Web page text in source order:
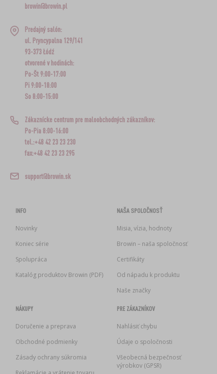
browin@browin.pl
Predajný salón:
ul. Pryncypalna 129/141
93-373 Łódź
otvorené v hodinách:
Po-Št 9:00-17:00
Pi 9:00-18:00
So 8:00-15:00
Zákaznícke centrum pre maloobchodných zákazníkov:
Po-Pia 8:00-16:00
tel.:+48 42 23 23 230
fax:+48 42 23 23 295
support@browin.sk
INFO
Novinky
Koniec série
Spolupráca
Katalóg produktov Browin (PDF)
NAŠA SPOLOČNOSŤ
Misia, vízia, hodnoty
Browin – naša spoločnosť
Certifikáty
Od nápadu k produktu
Naše značky
NÁKUPY
Doručenie a preprava
Obchodné podmienky
Zásady ochrany súkromia
PRE ZÁKAZNÍKOV
Nahlásiť chybu
Údaje o spoločnosti
Všeobecná bezpečnosť
výrobkov (GPSR)